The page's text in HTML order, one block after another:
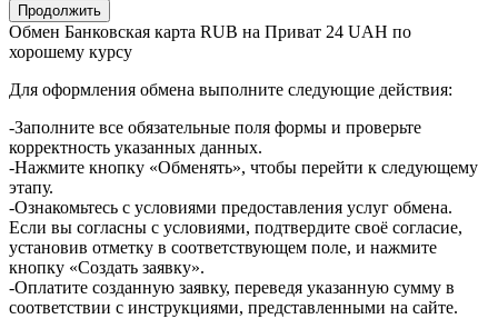
Обмен Банковская карта RUB на Приват 24 UAH по
хорошему курсу
Для оформления обмена выполните следующие действия:
-Заполните все обязательные поля формы и проверьте
корректность указанных данных.
-Нажмите кнопку «Обменять», чтобы перейти к следующему
этапу.
-Ознакомьтесь с условиями предоставления услуг обмена.
Если вы согласны с условиями, подтвердите своё согласие,
установив отметку в соответствующем поле, и нажмите
кнопку «Создать заявку».
-Оплатите созданную заявку, переведя указанную сумму в
соответствии с инструкциями, представленными на сайте.